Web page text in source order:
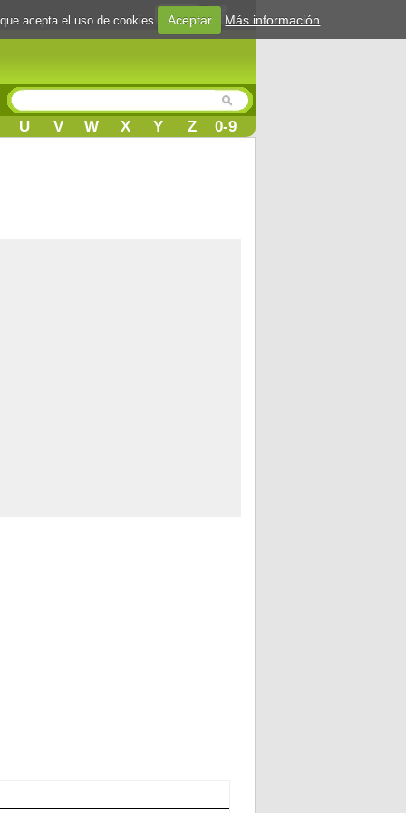
Login
U V W X Y Z 0-9
acepta el uso de cookies Aceptar Más información